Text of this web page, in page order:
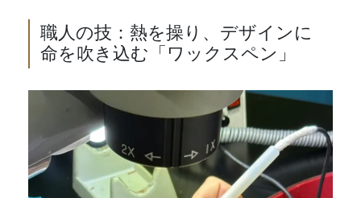
職人の技：熱を操り、デザインに
命を吹き込む「ワックスペン」